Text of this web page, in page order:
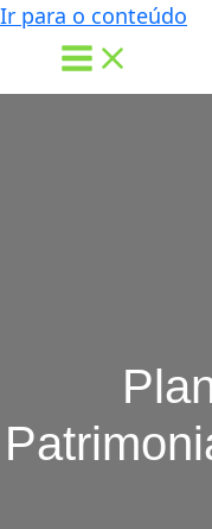
Ir para o conteúdo